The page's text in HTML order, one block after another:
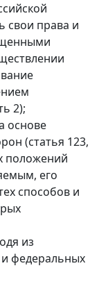
свои права и
2);
основе
(статья 123,
положений
его
способов и
из
федеральных